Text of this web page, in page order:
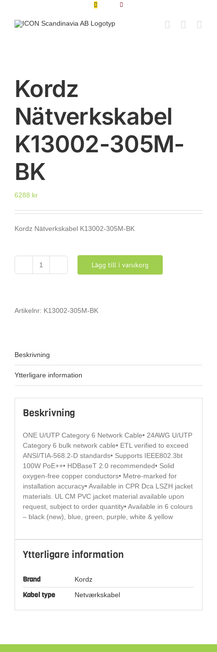
innehållet
Kordz
Nätverkskabel
K13002-305M-
BK
6288 kr
Kordz Nätverkskabel K13002-305M-BK
Kordz
BK
Lägg till i varukorg
Artikelnr: K13002-305M-BK
Beskrivning
Ytterligare information
Beskrivning
ONE U/UTP Category 6 Network Cable• 24AWG U/UTP
Category 6 bulk network cable• ETL verified to exceed
ANSI/TIA-568.2-D standards• Supports IEEE802.3bt
100W PoE++• HDBaseT 2.0 recommended• Solid
oxygen-free copper conductors• Metre-marked for
installation accuracy• Available in CPR Dca LSZH jacket
materials. UL CM PVC jacket material available upon
request, subject to order quantity• Available in 6 colours
– black (new), blue, green, purple, white & yellow
Ytterligare information
Brand Kordz
Kabel type Netværkskabel